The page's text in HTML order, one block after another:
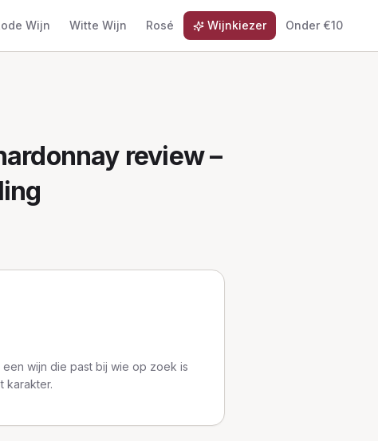
Wijn Witte Wijn Rosé Wijnkiezer Onder €10
review –
wijn die past bij wie op zoek is
karakter.